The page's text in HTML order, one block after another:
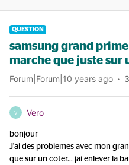
QUESTION
samsung grand
marche que juste sur
Forum|Forum|10 years ago
V Vero
bonjour
J'ai des problemes avec mon
que sur un coter... jai enlever la